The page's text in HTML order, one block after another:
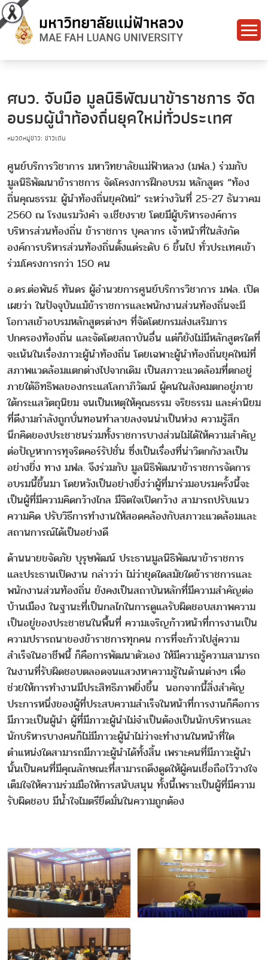
ศบว. จับมือ มูลนิธิพัฒนาข้าราชการ จัด
อบรมผู้นำท้องถิ่นยุคใหม่ทั่วประเทศ
หมวดหมู่ข่าว: ข่าวเด่น
ศูนย์บริการวิชาการ มหาวิทยาลัยแม่ฟ้าหลวง (มฟล.) ร่วมกับ
มูลนิธิพัฒนาข้าราชการ จัดโครงการฝึกอบรม หลักสูตร “ท้อง
ถิ่นคุณธรรม: ผู้นำท้องถิ่นยุคใหม่” ระหว่างวันที่ 25-27 ธันวาคม
2560 ณ โรงแรมวังคำ จ.เชียงราย โดยมีผู้บริหารองค์การ
บริหารส่วนท้องถิ่น ข้าราชการ บุคลากร เจ้าหน้าที่ในสังกัด
องค์การบริหารส่วนท้องถิ่นตั้งแต่ระดับ 6 ขึ้นไป ทั่วประเทศเข้า
ร่วมโครงการกว่า 150 คน
อ.ดร.ต่อพันธ์ ทันดร ผู้อำนวยการศูนย์บริการวิชาการ มฟล. เปิด
เผยว่า ในปัจจุบันแม้ข้าราชการและพนักงานส่วนท้องถิ่นจะมี
โอกาสเข้าอบรมหลักสูตรต่างๆ ที่จัดโดยกรมส่งเสริมการ
ปกครองท้องถิ่น และจัดโดยสถาบันอื่น แต่ก็ยังไม่มีหลักสูตรใดที่
จะเน้นในเรื่องภาวะผู้นำท้องถิ่น โดยเฉพาะผู้นำท้องถิ่นยุคใหม่ที่
สภาพแวดล้อมแตกต่างไปจากเดิม เป็นสภาวะแวดล้อมที่ตกอยู่
ภายใต้อิทธิพลของกระแสโลกาภิวัฒน์ ผู้คนในสังคมตกอยู่ภาย
ใต้กระแสวัตถุนิยม จนเป็นเหตุให้คุณธรรม จริยธรรม และค่านิยม
ที่ดีงามกำลังถูกบั่นทอนทำลายลงจนน่าเป็นห่วง ความรู้สึก
นึกคิดของประชาชนร่วมทั้งราชการบางส่วนไม่ได้ให้ความสำคัญ
ต่อปัญหาการทุจริตคอร์รัปชั่น ซึ่งเป็นเรื่องที่น่าวิตกกังวลเป็น
อย่างยิ่ง ทาง มฟล. จึงร่วมกับ มูลนิธิพัฒนาข้าราชการจัดการ
อบรมนี้ขึ้นมา โดยหวังเป็นอย่างยิ่งว่าผู้ที่มาร่วมอบรมครั้งนี้จะ
เป็นผู้ที่มีความคิดกว้างไกล มีจิตใจเปิดกว้าง สามารถปรับแนว
ความคิด ปรับวิธีการทำงานให้สอดคล้องกับสภาวะแวดล้อมและ
สถานการณ์ได้เป็นอย่างดี
ด้านนายขจัดภัย บุรุษพัฒน์ ประธานมูลนิธิพัฒนาข้าราชการ
และประธานเปิดงาน กล่าวว่า ไม่ว่ายุดใดสมัยใดข้าราชการและ
พนักงานส่วนท้องถิ่น ยังคงเป็นสถาบันหลักที่มีความสำคัญต่อ
บ้านเมือง ในฐานะที่เป็นกลไกในการดูแลรับผิดชอบสภาพความ
เป็นอยู่ของประชาชนในพื้นที่ ความเจริญก้าวหน้าที่การงานเป็น
ความปรารถนาของข้าราชการทุกคน การที่จะก้าวไปสู่ความ
สำเร็จในอาชีพนี้ ก็คือการพัฒนาตัวเอง ให้มีความรู้ความสามารถ
ในงานที่รับผิดชอบตลอดจนแสวงหาความรู้ในด้านต่างๆ เพื่อ
ช่วยให้การทำงานมีประสิทธิภาพยิ่งขึ้น นอกจากนี้สิ่งสำคัญ
ประการหนึ่งของผู้ที่ประสบความสำเร็จในหน้าที่การงานก็คือการ
มีภาวะเป็นผู้นำ ผู้ที่มีภาวะผู้นำไม่จำเป็นต้องเป็นนักบริหารและ
นักบริหารบางคนก็ไม่มีภาวะผู้นำไม่ว่าจะทำงานในหน้าที่ใด
ตำแหน่งใดสามารถมีภาวะผู้นำได้ทั้งสิ้น เพราะคนที่มีภาวะผู้นำ
นั้นเป็นคนที่มีคุณลักษณะที่สามารถดึงดูดให้ผู้คนเชื่อถือไว้วางใจ
เต็มใจให้ความร่วมมือให้การสนับสนุน ทั้งนี้เพราะเป็นผู้ที่มีความ
รับผิดชอบ มีน้ำใจไมตรียึดมั่นในความถูกต้อง